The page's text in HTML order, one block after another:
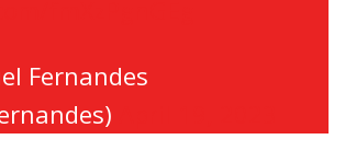
Fernandes